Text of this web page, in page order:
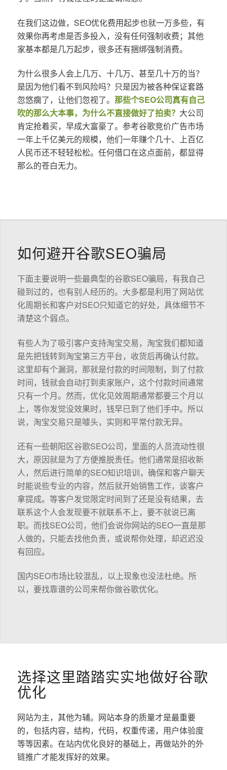
在我们这边做，SEO优化费用起步也就一万多些，有
效果你再考虑是否多投入，没有任何强制收费；其他
家基本都是几万起步，很多还有捆绑强制消费。
为什么很多人会上几万、十几万、甚至几十万的当？
是因为他们看不到风险吗？只是因为被各种保证套路
忽悠瘸了，让他们忽视了。 那些个SEO公司真有自己
吹的那么大本事，为什么不直接做好了拍卖？ 大公司
肯定抢着买，早成大富豪了。参考谷歌竞价广告市场
一年上千亿美元的规模，他们一年赚个几十、上百亿
人民币还不轻轻松松。任何借口在这点面前，都显得
那么的苍白无力。
如何避开谷歌SEO骗局
下面主要说明一些最典型的谷歌SEO骗局，有我自己
碰到过的，也有别人经历的。大多都是利用了网站优
化周期长和客户对SEO只知道它的好处，具体细节不
清楚这个弱点。
有些人为了吸引客户支持淘宝交易，淘宝我们都知道
是先把钱转到淘宝第三方平台，收货后再确认付款。
这里却有个漏洞，那就是付款的时间限制，到了付款
时间，钱就会自动打到卖家账户，这个付款时间通常
只有一个月。然而，优化见效周期通常都要三个月以
上，等你发觉没效果时，钱早已到了他们手中。所以
说，淘宝交易只是噱头，实则和平常付款无异。
还有一些朝阳区谷歌SEO公司，里面的人员流动性很
大，原因就是为了方便推脱责任。他们通常是招收新
人，然后进行简单的SEO知识培训，确保和客户聊天
时能说些专业的内容，然后就开始销售工作，谈客户
拿提成。等客户发觉限定时间到了还是没有结果，去
联系这个人会发现要不就联系不上，要不就说已离
职。而找SEO公司，他们会说你网站的SEO一直是那
人做的，只能去找他负责，或说帮你处理，却迟迟没
有回应。
国内SEO市场比较混乱，以上现象也没法杜绝。所
以，要找靠谱的公司来帮你做谷歌优化。
选择这里踏踏实实地做好谷歌
优化
网站为主，其他为辅。网站本身的质量才是最重要
的，包括内容，结构，代码，权重传递，用户体验度
等等因素。在站内优化良好的基础上，再做站外的外
链推广才能发挥好的效果。